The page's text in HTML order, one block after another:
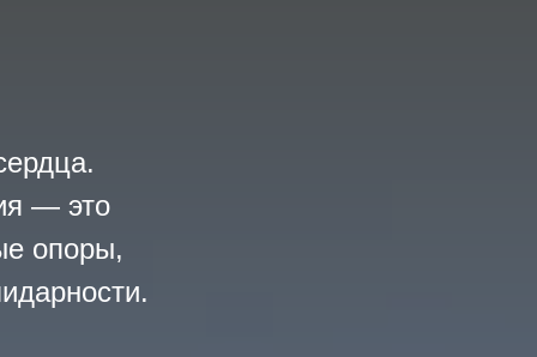
— это
опоры,